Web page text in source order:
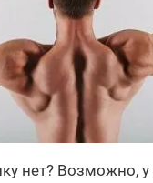
нет? Возможно, у